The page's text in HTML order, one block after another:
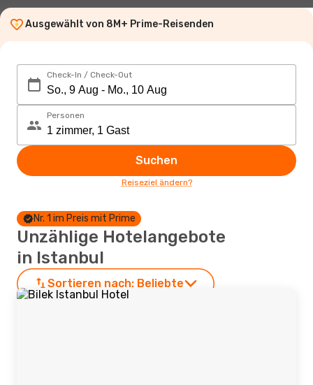
Ausgewählt von 8M+ Prime-Reisenden
Check-In / Check-Out
Personen
Suchen
Reiseziel ändern?
Nr. 1 im Preis mit Prime
Unzählige Hotelangebote
in Istanbul
Sortieren nach: Beliebte